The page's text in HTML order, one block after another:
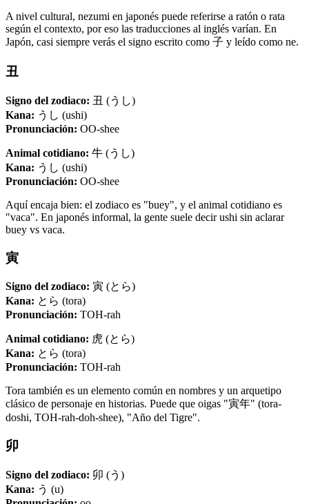
A nivel cultural, nezumi en japonés puede referirse a ratón o rata
según el contexto, por eso las traducciones al inglés varían. En
Japón, casi siempre verás el signo escrito como 子 y leído como ne.
丑
Signo del zodiaco: 丑 (うし)
Kana: うし (ushi)
Pronunciación: OO-shee
Animal cotidiano: 牛 (うし)
Kana: うし (ushi)
Pronunciación: OO-shee
Aquí encaja bien: el zodiaco es "buey", y el animal cotidiano es
"vaca". En japonés informal, la gente suele decir ushi sin aclarar
buey vs vaca.
寅
Signo del zodiaco: 寅 (とら)
Kana: とら (tora)
Pronunciación: TOH-rah
Animal cotidiano: 虎 (とら)
Kana: とら (tora)
Pronunciación: TOH-rah
Tora también es un elemento común en nombres y un arquetipo
clásico de personaje en historias. Puede que oigas "寅年" (tora-
doshi, TOH-rah-doh-shee), "Año del Tigre".
卯
Signo del zodiaco: 卯 (う)
Kana: う (u)